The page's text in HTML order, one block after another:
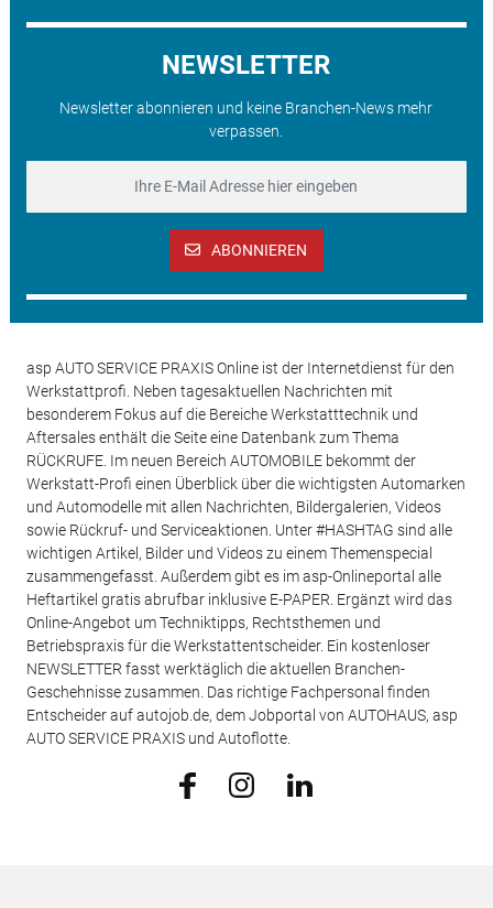
NEWSLETTER
Newsletter abonnieren und keine Branchen-News mehr
verpassen.
ABONNIEREN
asp AUTO SERVICE PRAXIS Online ist der Internetdienst für den
Werkstattprofi. Neben tagesaktuellen Nachrichten mit
besonderem Fokus auf die Bereiche Werkstatttechnik und
Aftersales enthält die Seite eine Datenbank zum Thema
RÜCKRUFE. Im neuen Bereich AUTOMOBILE bekommt der
Werkstatt-Profi einen Überblick über die wichtigsten Automarken
und Automodelle mit allen Nachrichten, Bildergalerien, Videos
sowie Rückruf- und Serviceaktionen. Unter #HASHTAG sind alle
wichtigen Artikel, Bilder und Videos zu einem Themenspecial
zusammengefasst. Außerdem gibt es im asp-Onlineportal alle
Heftartikel gratis abrufbar inklusive E-PAPER. Ergänzt wird das
Online-Angebot um Techniktipps, Rechtsthemen und
Betriebspraxis für die Werkstattentscheider. Ein kostenloser
NEWSLETTER fasst werktäglich die aktuellen Branchen-
Geschehnisse zusammen. Das richtige Fachpersonal finden
Entscheider auf autojob.de, dem Jobportal von AUTOHAUS, asp
AUTO SERVICE PRAXIS und Autoflotte.